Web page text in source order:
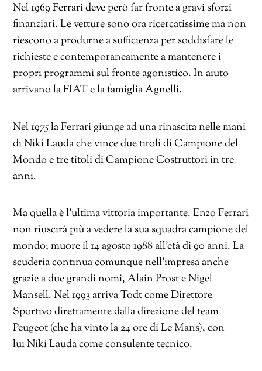
Nel 1969 Ferrari deve però far fronte a gravi sforzi
finanziari. Le vetture sono ora ricercatissime ma non
riescono a produrne a sufficienza per soddisfare le
richieste e contemporaneamente a mantenere i
propri programmi sul fronte agonistico. In aiuto
arrivano la FIAT e la famiglia Agnelli.
Nel 1975 la Ferrari giunge ad una rinascita nelle mani
di Niki Lauda che vince due titoli di Campione del
Mondo e tre titoli di Campione Costruttori in tre
anni.
Ma quella è l’ultima vittoria importante. Enzo Ferrari
non riuscirà più a vedere la sua squadra campione del
mondo; muore il 14 agosto 1988 all’età di 90 anni. La
scuderia continua comunque nell’impresa anche
grazie a due grandi nomi, Alain Prost e Nigel
Mansell. Nel 1993 arriva Todt come Direttore
Sportivo direttamente dalla direzione del team
Peugeot (che ha vinto la 24 ore di Le Mans), con
lui Niki Lauda come consulente tecnico.